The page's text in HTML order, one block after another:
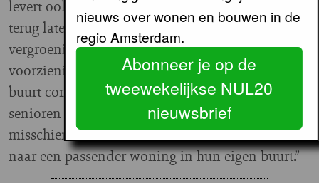
levert ook grondopbrengsten op. Die kan je weer
terug laten vloeien in het gebied; voor de
vergroening van de openbare ruimte of voor
voorzieningen. Een groter programma kan de
buurt completer maken. Denk alleen al aan
senioren die nu alleen in hun woning zitten, die
misschien in één keer kunnen doorverhuizen
naar een passender woning in hun eigen buurt.”
nieuws over wonen en bouwen in de
regio Amsterdam.
Abonneer je op de
tweewekelijkse NUL20
nieuwsbrief